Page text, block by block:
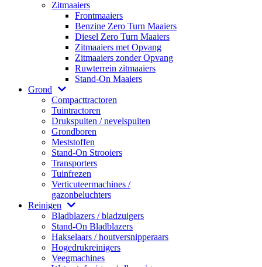
Zitmaaiers
Frontmaaiers
Benzine Zero Turn Maaiers
Diesel Zero Turn Maaiers
Zitmaaiers met Opvang
Zitmaaiers zonder Opvang
Ruwterrein zitmaaiers
Stand-On Maaiers
Grond
Compacttractoren
Tuintractoren
Drukspuiten / nevelspuiten
Grondboren
Meststoffen
Stand-On Strooiers
Transporters
Tuinfrezen
Verticuteermachines /
gazonbeluchters
Reinigen
Bladblazers / bladzuigers
Stand-On Bladblazers
Hakselaars / houtversnipperaars
Hogedrukreinigers
Veegmachines